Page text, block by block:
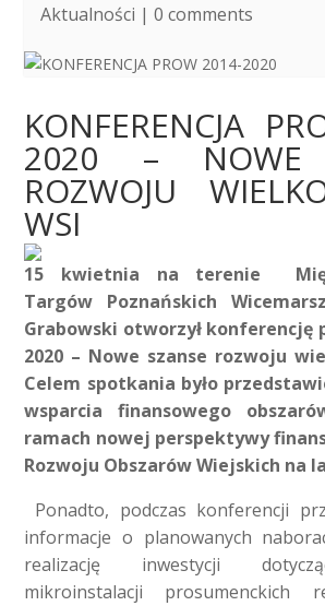
Aktualności |0 comments
KONFERENCJA
2020 – NOWE
ROZWOJU
WSI
15 kwietnia na terenie
Targów Poznańskich
Grabowski otworzył konferencję
2020 – Nowe szanse rozwoju
Celem spotkania było
wsparcia finansowego
ramach nowej perspektywy
Rozwoju Obszarów Wiejskich na
Ponadto, podczas konferencji
informacje o planowanych
realizację inwestycji
mikroinstalacji prosumenckich